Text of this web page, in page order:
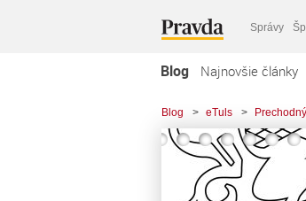
Správy
Blog Najnovšie články
Blog > eTuls >